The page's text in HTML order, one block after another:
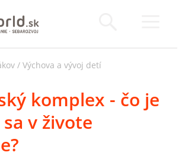
/ Výchova a vývoj detí
komplex - čo je
v živote